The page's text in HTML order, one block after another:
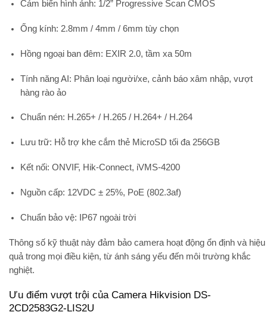
Cảm biến hình ảnh: 1/2” Progressive Scan CMOS
Ống kính: 2.8mm / 4mm / 6mm tùy chọn
Hồng ngoại ban đêm: EXIR 2.0, tầm xa 50m
Tính năng AI: Phân loại người/xe, cảnh báo xâm nhập, vượt
hàng rào ảo
Chuẩn nén: H.265+ / H.265 / H.264+ / H.264
Lưu trữ: Hỗ trợ khe cắm thẻ MicroSD tối đa 256GB
Kết nối: ONVIF, Hik-Connect, iVMS-4200
Nguồn cấp: 12VDC ± 25%, PoE (802.3af)
Chuẩn bảo vệ: IP67 ngoài trời
Thông số kỹ thuật này đảm bảo camera hoạt động ổn định và hiệu
quả trong mọi điều kiện, từ ánh sáng yếu đến môi trường khắc
nghiệt.
Ưu điểm vượt trội của Camera Hikvision DS-
2CD2583G2-LIS2U